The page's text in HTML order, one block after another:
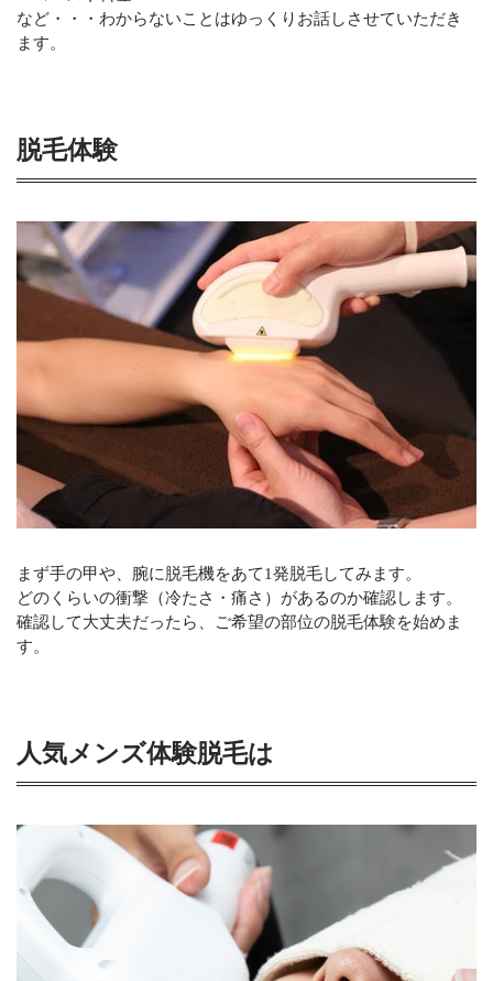
など・・・わからないことはゆっくりお話しさせていただき
ます。
脱毛体験
まず手の甲や、腕に脱毛機をあて1発脱毛してみます。
どのくらいの衝撃（冷たさ・痛さ）があるのか確認します。
確認して大丈夫だったら、ご希望の部位の脱毛体験を始めま
す。
人気メンズ体験脱毛は